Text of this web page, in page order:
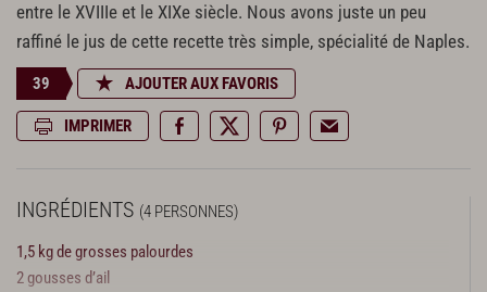
entre le XVIIIe et le XIXe siècle. Nous avons juste un peu
raffiné le jus de cette recette très simple, spécialité de Naples.
39 AJOUTER AUX FAVORIS
IMPRIMER
INGRÉDIENTS (4 PERSONNES)
1,5 kg de grosses palourdes
2 gousses d’ail